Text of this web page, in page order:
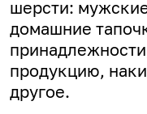
шерсти:
домашние
продукцию,
другое.